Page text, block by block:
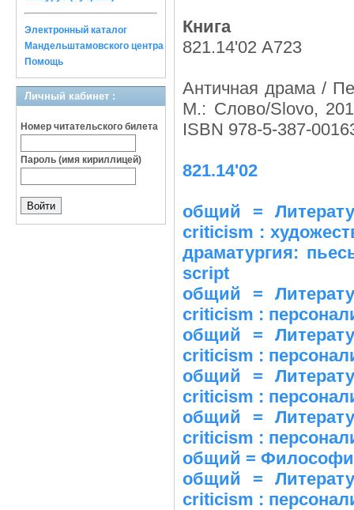
Электронный каталог
Мандельштамовского центра
Помощь
Личный кабинет :
Номер читательского билета
Пароль (имя кириллицей)
Книга
821.14'02 А723
Античная драма /
М.: Слово/Slovo,
ISBN 978-5-387-
821.14'02
общий =
criticism :
драматургия:
script
общий =
criticism :
общий =
criticism :
общий =
criticism :
общий =
criticism :
общий =
общий =
criticism :